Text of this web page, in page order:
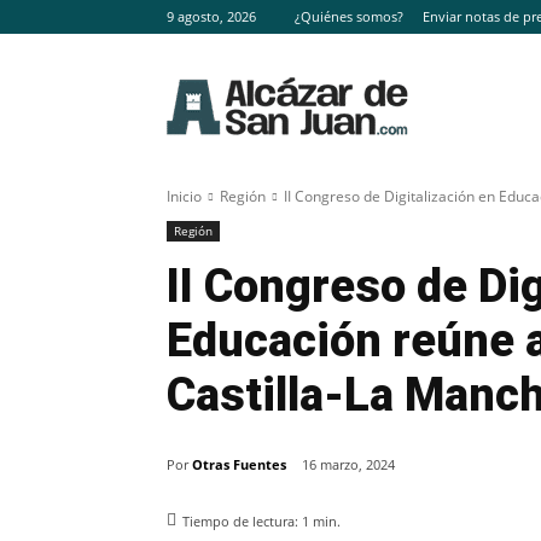
9 agosto, 2026 ¿Quiénes somos? Enviar notas de
Inicio Región II Congreso de Digitalización en
Región
II Congreso de
Educación reúne
Castilla-La
Por Otras Fuentes 16 marzo, 2024
Tiempo de lectura: 1 min.